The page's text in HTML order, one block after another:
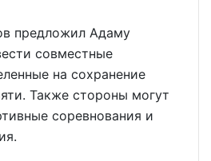
предложил Адаму
совместные
на сохранение
Также стороны могут
соревнования и